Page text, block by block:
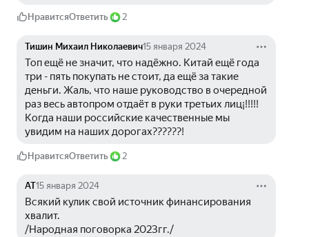
НравитсяОтветить 2
Тишин Михаил Николаевич15 января 2024
Топ ещё не значит, что надёжно. Китай ещё года
три - пять покупать не стоит, да ещё за такие
деньги. Жаль, что наше руководство в очередной
раз весь автопром отдаёт в руки третьих лиц¡!!!!!
Когда наши российские качественные мы
увидим на наших дорогах??????!
НравитсяОтветить 2
АТ15 января 2024
Всякий кулик свой источник финансирования
хвалит.
/Народная поговорка 2023гг./